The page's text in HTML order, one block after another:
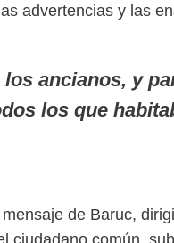
advertencias y las
ancianos, y
los que
de Baruc,